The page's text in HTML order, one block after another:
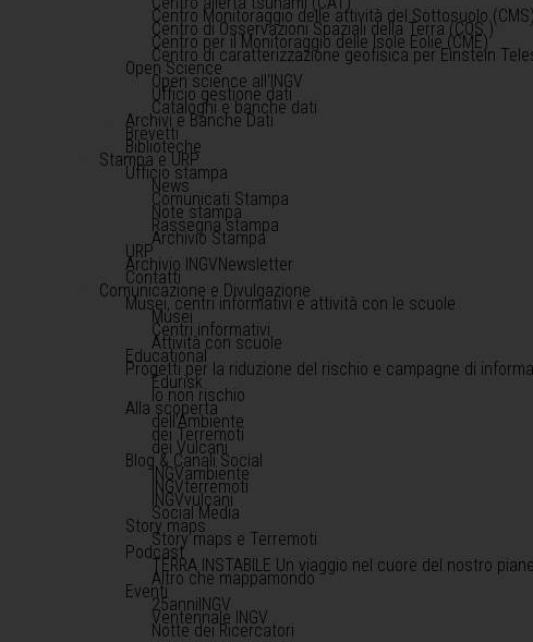
Centro Monitoraggio delle attività del Sottosuolo (CMS)
Centro di Osservazioni Spaziali della Terra (COS )
Centro per il Monitoraggio delle Isole Eolie (CME)
Centro di caratterizzazione geofisica per Einstein
Open Science
Open science all'INGV
Ufficio gestione dati
Cataloghi e banche dati
Archivi e Banche Dati
Brevetti
Biblioteche
Stampa e URP
Ufficio stampa
News
Comunicati Stampa
Note stampa
Rassegna stampa
Archivio Stampa
URP
Archivio INGVNewsletter
Contatti
Comunicazione e Divulgazione
Musei, centri informativi e attività con le scuole
Musei
Centri informativi
Attività con scuole
Educational
Progetti per la riduzione del rischio e campagne di
Edurisk
Io non rischio
Alla scoperta
dell'Ambiente
dei Terremoti
dei Vulcani
Blog & Canali Social
INGVambiente
INGVterremoti
INGVvulcani
Social Media
Story maps
Story maps e Terremoti
Podcast
TERRA INSTABILE Un viaggio nel cuore del nostro
Altro che mappamondo
Eventi
25anniINGV
Ventennale INGV
Notte dei Ricercatori